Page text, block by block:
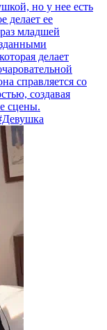
но у нее есть
делает ее
младшей
делает
справляется со
создавая
сцены.